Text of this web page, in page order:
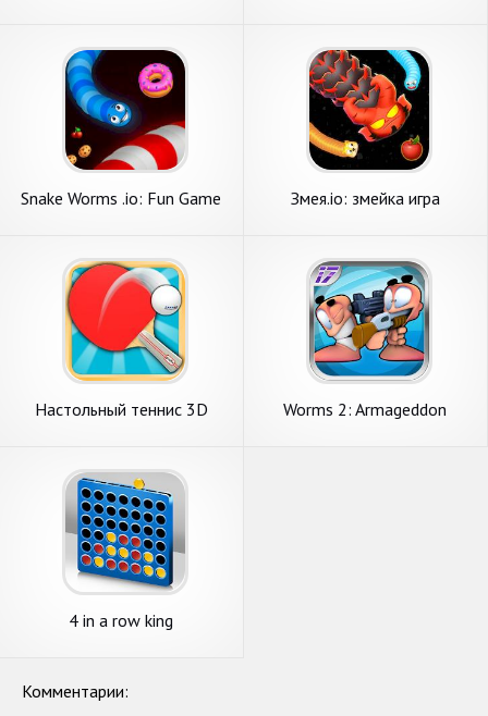
Snake Worms .io: Fun Game
Змея.io: змейка игра
Настольный теннис 3D Worms 2: Armageddon
4 in a row king
Комментарии: